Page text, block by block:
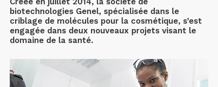
biotechnologies Genel, spécialisée dans le
criblage de molécules pour la cosmétique, s’est
engagée dans deux nouveaux projets visant le
domaine de la santé.